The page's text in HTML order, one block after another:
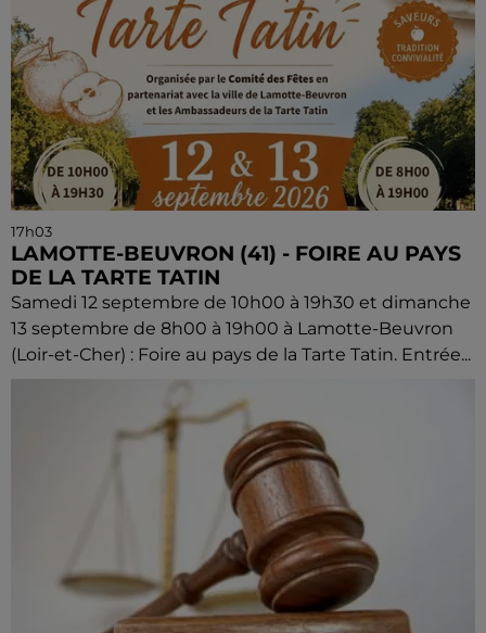
17h03
LAMOTTE-BEUVRON (41) - FOIRE AU PAYS
DE LA TARTE TATIN
Samedi 12 septembre de 10h00 à 19h30 et dimanche
13 septembre de 8h00 à 19h00 à Lamotte-Beuvron
(Loir-et-Cher) : Foire au pays de la Tarte Tatin. Entrée...